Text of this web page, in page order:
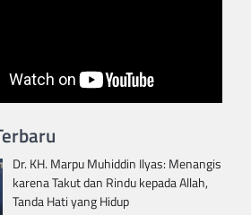
Dr. KH. Marpu Muhiddin Ilyas: Menangis
karena Takut dan Rindu kepada Allah,
Tanda Hati yang Hidup